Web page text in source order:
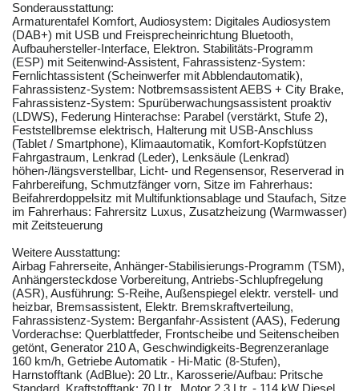
Sonderausstattung:
Armaturentafel Komfort, Audiosystem: Digitales Audiosystem
(DAB+) mit USB und Freisprecheinrichtung Bluetooth,
Aufbauhersteller-Interface, Elektron. Stabilitäts-Programm
(ESP) mit Seitenwind-Assistent, Fahrassistenz-System:
Fernlichtassistent (Scheinwerfer mit Abblendautomatik),
Fahrassistenz-System: Notbremsassistent AEBS + City Brake,
Fahrassistenz-System: Spurüberwachungsassistent proaktiv
(LDWS), Federung Hinterachse: Parabel (verstärkt, Stufe 2),
Feststellbremse elektrisch, Halterung mit USB-Anschluss
(Tablet / Smartphone), Klimaautomatik, Komfort-Kopfstützen
Fahrgastraum, Lenkrad (Leder), Lenksäule (Lenkrad)
höhen-/längsverstellbar, Licht- und Regensensor, Reserverad in
Fahrbereifung, Schmutzfänger vorn, Sitze im Fahrerhaus:
Beifahrerdoppelsitz mit Multifunktionsablage und Staufach, Sitze
im Fahrerhaus: Fahrersitz Luxus, Zusatzheizung (Warmwasser)
mit Zeitsteuerung
Weitere Ausstattung:
Airbag Fahrerseite, Anhänger-Stabilisierungs-Programm (TSM),
Anhängersteckdose Vorbereitung, Antriebs-Schlupfregelung
(ASR), Ausführung: S-Reihe, Außenspiegel elektr. verstell- und
heizbar, Bremsassistent, Elektr. Bremskraftverteilung,
Fahrassistenz-System: Berganfahr-Assistent (AAS), Federung
Vorderachse: Querblattfeder, Frontscheibe und Seitenscheiben
getönt, Generator 210 A, Geschwindigkeits-Begrenzeranlage
160 km/h, Getriebe Automatik - Hi-Matic (8-Stufen),
Harnstofftank (AdBlue): 20 Ltr., Karosserie/Aufbau: Pritsche